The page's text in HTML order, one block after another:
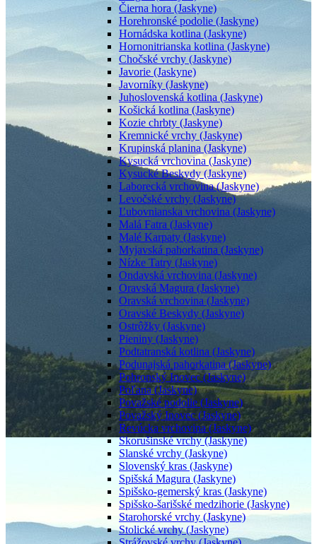
Čierna hora (Jaskyne)
Horehronské podolie (Jaskyne)
Hornádska kotlina (Jaskyne)
Hornonitrianska kotlina (Jaskyne)
Chočské vrchy (Jaskyne)
Javorie (Jaskyne)
Javorníky (Jaskyne)
Juhoslovenská kotlina (Jaskyne)
Košická kotlina (Jaskyne)
Kozie chrbty (Jaskyne)
Kremnické vrchy (Jaskyne)
Krupinská planina (Jaskyne)
Kysucká vrchovina (Jaskyne)
Kysucké Beskydy (Jaskyne)
Laborecká vrchovina (Jaskyne)
Levočské vrchy (Jaskyne)
Ľubovnianska vrchovina (Jaskyne)
Malá Fatra (Jaskyne)
Malé Karpaty (Jaskyne)
Myjavská pahorkatina (Jaskyne)
Nízke Tatry (Jaskyne)
Ondavská vrchovina (Jaskyne)
Oravská Magura (Jaskyne)
Oravská vrchovina (Jaskyne)
Oravské Beskydy (Jaskyne)
Ostrôžky (Jaskyne)
Pieniny (Jaskyne)
Podtatranská kotlina (Jaskyne)
Podunajská pahorkatina (Jaskyne)
Pohronský Inovec (Jaskyne)
Poľana (Jaskyne)
Považské podolie (Jaskyne)
Považský Inovec (Jaskyne)
Revúcka vrchovina (Jaskyne)
Skorušinské vrchy (Jaskyne)
Slanské vrchy (Jaskyne)
Slovenský kras (Jaskyne)
Spišská Magura (Jaskyne)
Spišsko-gemerský kras (Jaskyne)
Spišsko-šarišské medzihorie (Jaskyne)
Starohorské vrchy (Jaskyne)
Stolické vrchy (Jaskyne)